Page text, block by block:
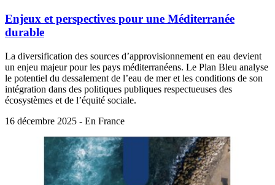
Enjeux et perspectives pour une Méditerranée
durable
La diversification des sources d’approvisionnement en eau devient
un enjeu majeur pour les pays méditerranéens. Le Plan Bleu analyse
le potentiel du dessalement de l’eau de mer et les conditions de son
intégration dans des politiques publiques respectueuses des
écosystèmes et de l’équité sociale.
16 décembre 2025 - En France